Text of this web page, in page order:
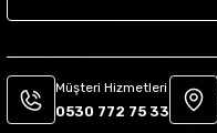
Müşteri Hizmetleri
0530 772 75 33